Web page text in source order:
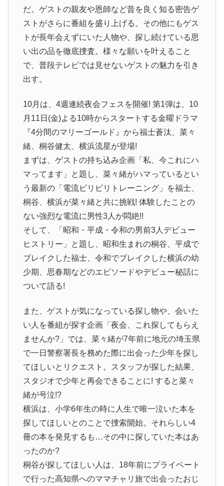
だ。ゲストの親友や恩師など昔を良く知る密告ゲ
ストがさらに番組を盛り上げる。その他にもゲス
トが長年会えずにいた人物や、探し続けている思
い出の品を徹底捜査。様々な願いを叶えること
で、普段テレビでは見せないゲストの魅力を引き
出す。
10月は、4週連続夜会フェスを開催! 第1弾は、10
月11日(金)よる10時からスタートする金曜ドラマ
『4分間のマリーゴールド』から福士蒼汰、菜々
緒、桐谷健太、横浜流星が登場!
まずは、ゲストの持ち込み企画「私、今これにハ
マってます」と題し、菜々緒がハマっているとい
う最新の「電流ビリビリトレーニング」を福士、
桐谷、横浜が菜々緒と共に挑戦! 体験したことの
ない強烈な電流に男性3人が悶絶!!
そして、「昭和・平成・令和の男前3人デビュー
ヒストリー」と題し、昭和生まれの桐谷、平成で
ブレイクした福士、令和でブレイクした横浜の幼
少期、思春期などのエピソードやデビュー秘話に
ついて語る!
また、ゲストが気になっている探し物や、会いた
い人を番組が探す企画「夜会、これ探してもらえ
ませんか?」では、菜々緒が7年前に地元の埼玉県
で一日警察署長を務めた際に出会った少年を探し
てほしいとリクエスト。スタッフが探した結果、
スタジオで少年と再会できることに! すると菜々
緒が号泣!?
横浜は、小学6年生の時に人生で唯一泣いた本を
探してほしいとのことで捜索開始。それらしい4
冊の本を発見するも…その中に探していた本はあ
ったのか?
桐谷が探してほしい人は、18年前にプライベート
で行った高知県へのママチャリ旅で出会ったおじ